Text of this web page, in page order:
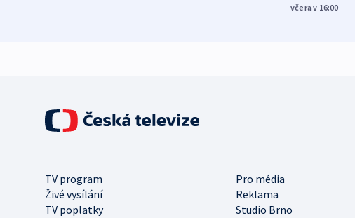
včera v 16:00
TV program
Pro média
Živé vysílání
Reklama
TV poplatky
Studio Brno